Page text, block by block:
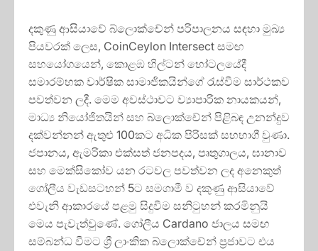
දකුණු ආසියාවේ බ්ලොක්චේන් පරිපාලනය සඳහා මුඛ්‍ය
පියවරක් ලෙස, CoinCeylon Intersect සමඟ
සහයෝගයෙන්, කොළඹ හිල්ටන් හෝටලයේදී
සමාරම්භක වාර්ෂික සාමාජිකයින්ගේ රැස්වීම සාර්ථකව
පවත්වන ලදී. මෙම අවස්ථාවට ව්‍යාපාරික නායකයන්,
මාධ්‍ය නියෝජිතයින් සහ බ්ලොක්චේන් පිළිබඳ උනන්දුව
දක්වන්නන් ඇතුළු 100කට අධික පිරිසක් සහභාගී වුණා.
ජපානය, ඇමරිකා එක්සත් ජනපදය, පෘතුගාලය, ඝානාව
සහ මෙක්සිකෝව යන රටවල පවත්වන ලද අනෙකුත්
ගෝලීය වැඩසටහන් 5ට සමගාමී ව දකුණු ආසියාවේ
එවැනි ආකාරයේ පළමු සිදුවීම සනිටුහන් කරමිනුයි
මෙය පැවැත්වුණේ. ගෝලීය Cardano ජාලය සමඟ
සම්බන්ධ වීමට ශ්‍රී ලාංකික බ්ලොක්චේන් ප‍්‍රජාවට එය